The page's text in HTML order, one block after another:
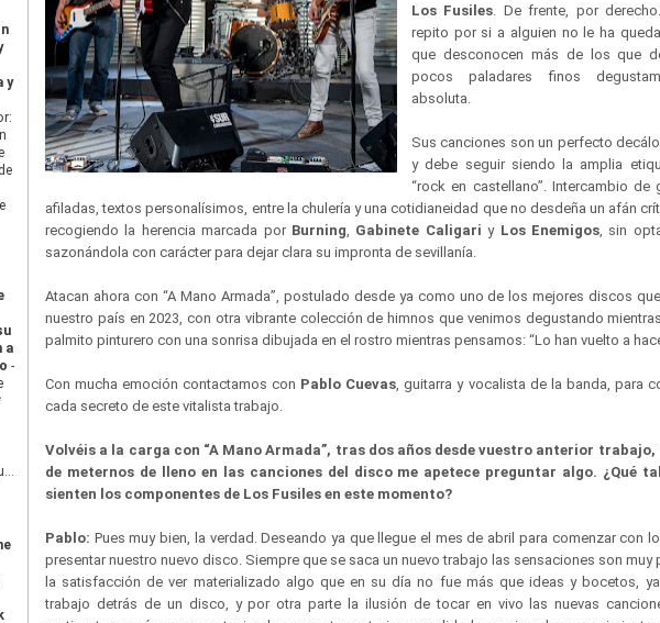
y
a
-
Los Fusiles. De frente, por
repito por si a alguien no le ha
que desconocen más de los que
pocos paladares finos
absoluta.
Sus canciones son un perfecto
y debe seguir siendo la amplia
“rock en castellano”. Intercambio de
afiladas, textos personalísimos, entre la chulería y una cotidianeidad que no desdeña un afán
recogiendo la herencia marcada por Burning, Gabinete Caligari y Los Enemigos, sin
sazonándola con carácter para dejar clara su impronta de sevillanía.
Atacan ahora con “A Mano Armada”, postulado desde ya como uno de los mejores discos
nuestro país en 2023, con otra vibrante colección de himnos que venimos degustando
palmito pinturero con una sonrisa dibujada en el rostro mientras pensamos: “Lo han vuelto a
Con mucha emoción contactamos con Pablo Cuevas, guitarra y vocalista de la banda, para
cada secreto de este vitalista trabajo.
Volvéis a la carga con “A Mano Armada”, tras dos años desde vuestro anterior
de meternos de lleno en las canciones del disco me apetece preguntar algo. ¿Qué
sienten los componentes de Los Fusiles en este momento?
Pablo: Pues muy bien, la verdad. Deseando ya que llegue el mes de abril para comenzar con
presentar nuestro nuevo disco. Siempre que se saca un nuevo trabajo las sensaciones son muy
la satisfacción de ver materializado algo que en su día no fue más que ideas y bocetos,
trabajo detrás de un disco, y por otra parte la ilusión de tocar en vivo las nuevas